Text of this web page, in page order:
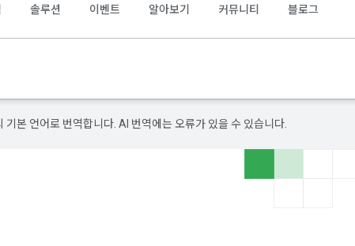
솔루션 이벤트 알아보기 커뮤니티 블로그
기본 언어로 번역합니다. AI 번역에는 오류가 있을 수 있습니다.